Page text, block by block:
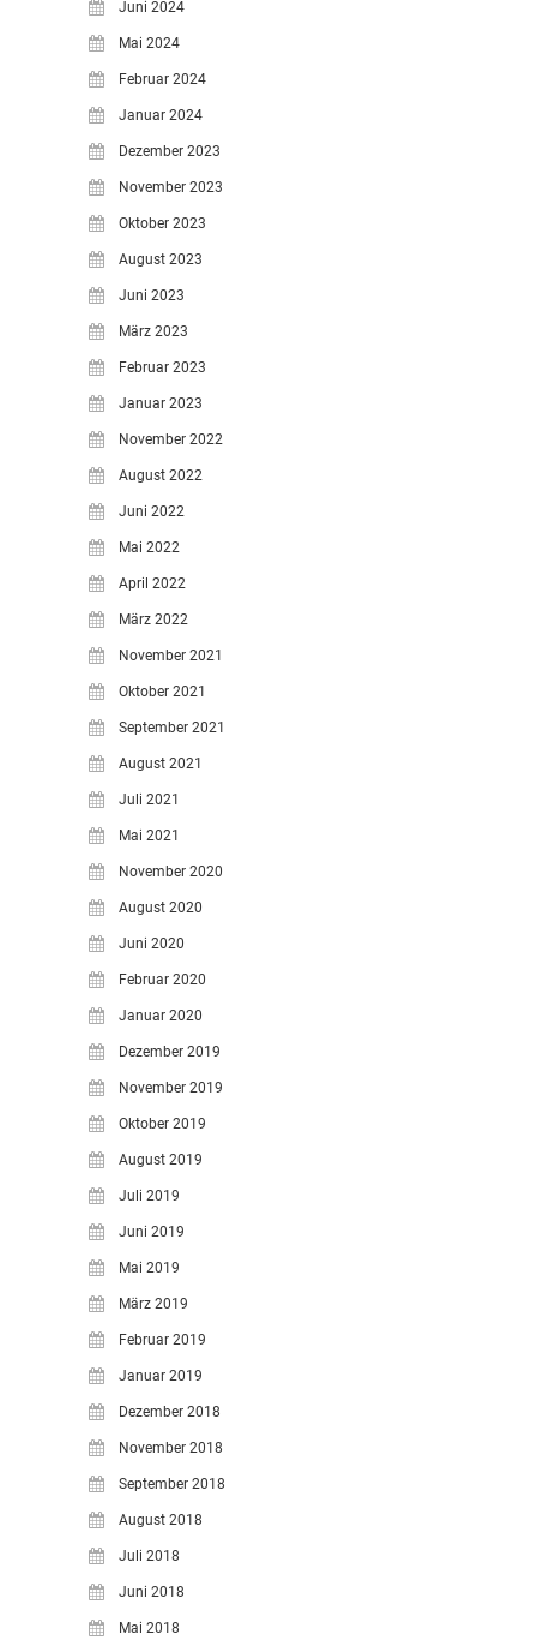
Juni 2024
Mai 2024
Februar 2024
Januar 2024
Dezember 2023
November 2023
Oktober 2023
August 2023
Juni 2023
März 2023
Februar 2023
Januar 2023
November 2022
August 2022
Juni 2022
Mai 2022
April 2022
März 2022
November 2021
Oktober 2021
September 2021
August 2021
Juli 2021
Mai 2021
November 2020
August 2020
Juni 2020
Februar 2020
Januar 2020
Dezember 2019
November 2019
Oktober 2019
August 2019
Juli 2019
Juni 2019
Mai 2019
März 2019
Februar 2019
Januar 2019
Dezember 2018
November 2018
September 2018
August 2018
Juli 2018
Juni 2018
Mai 2018